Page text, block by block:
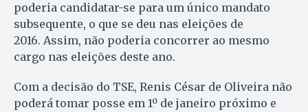
poderia candidatar-se para um único mandato
subsequente, o que se deu nas eleições de
2016. Assim, não poderia concorrer ao mesmo
cargo nas eleições deste ano.
Com a decisão do TSE, Renis César de Oliveira não
poderá tomar posse em 1º de janeiro próximo e